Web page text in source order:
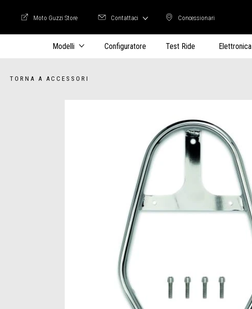
Concessionari
Concessionari
Moto Guzzi Store
Moto Guzzi Store Contattaci
Modelli Configuratore Test Ride Elettronica
TORNA A ACCESSORI